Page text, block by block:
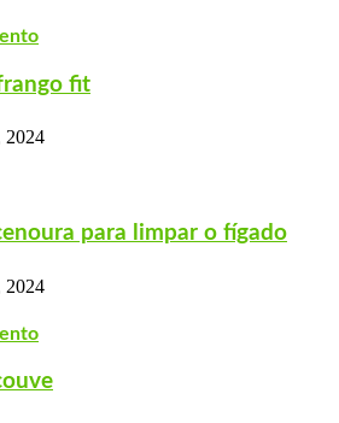
fit
2024
para limpar o fígado
2024